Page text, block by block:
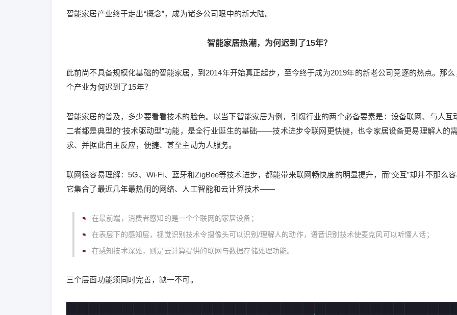
智能家居产业终于走出“概念”，成为诸多公司眼中的新大陆。
智能家居热潮，为何迟到了15年？
此前尚不具备规模化基础的智能家居，到2014年开始真正起步，至今终于成为2019年的新老公司竞逐的热点。那么
个产业为何迟到了15年？
智能家居的普及，多少要看看技术的脸色。以当下智能家居为例，引爆行业的两个必备要素是：设备联网、与人互
二者都是典型的“技术驱动型”功能，是全行业诞生的基础——技术进步令联网更快捷，也令家居设备更易理解人的需
求、并据此自主反应，便捷、甚至主动为人服务。
联网很容易理解：5G、Wi-Fi、蓝牙和ZigBee等技术进步，都能带来联网畅快度的明显提升，而“交互”却并不那么容
它集合了最近几年最热闹的网络、人工智能和云计算技术——
在最前端，消费者感知的是一个个联网的家居设备；
在表层下的感知层，视觉识别技术令摄像头可以识别/理解人的动作，语音识别技术使麦克风可以听懂人话；
在感知技术深处，则是云计算提供的联网与数据存储处理功能。
三个层面功能须同时完善，缺一不可。
禁对视两秒，屋门就会自动打开。走进屋中按下
开、喜欢的音乐也随之响起。如果晚餐时发现鸡
电脑屏幕马上提示鸡蛋已被加进购物车….. 事实
上，这种颇具“未来感”的生活场景，在1999年就
何通过语音、视觉识别、中控板等交互方式，完
成灯光控制、安防、影音娱乐、购物等功能。 若
到这则广告的时代。然而世界并未如你想象那样
一日千里——尽管电子产业发展日新月异，目前
实现的智能家居工作场景，却与二十年前的想象
oft Smart Home”，女主人在门前用面部识别功能
开门锁 爆红的智能家居 尽管微软广告片描绘的生
活相当美妙，但此后的十多年中，没有哪个科技
巨头把“智能家居”提升至战略级别，这个行业在冷